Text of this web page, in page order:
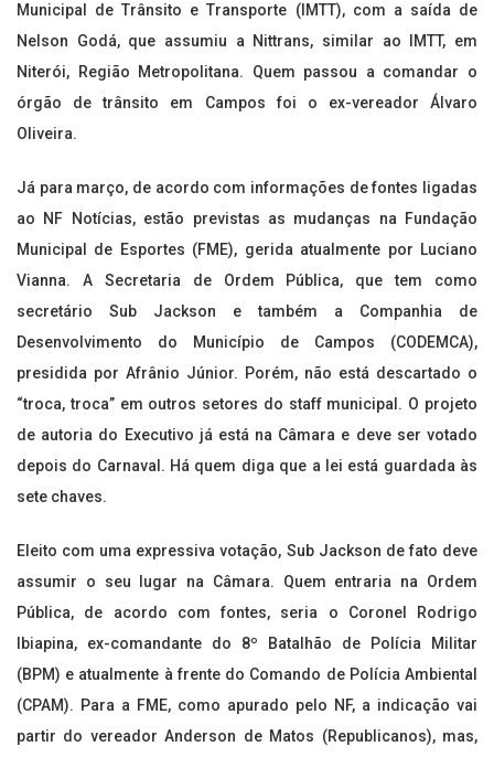
Municipal de Trânsito e Transporte (IMTT), com a saída de
Nelson Godá, que assumiu a Nittrans, similar ao IMTT, em
Niterói, Região Metropolitana. Quem passou a comandar o
órgão de trânsito em Campos foi o ex-vereador Álvaro
Oliveira.
Já para março, de acordo com informações de fontes ligadas
ao NF Notícias, estão previstas as mudanças na Fundação
Municipal de Esportes (FME), gerida atualmente por Luciano
Vianna. A Secretaria de Ordem Pública, que tem como
secretário Sub Jackson e também a Companhia de
Desenvolvimento do Município de Campos (CODEMCA),
presidida por Afrânio Júnior. Porém, não está descartado o
“troca, troca” em outros setores do staff municipal. O projeto
de autoria do Executivo já está na Câmara e deve ser votado
depois do Carnaval. Há quem diga que a lei está guardada às
sete chaves.
Eleito com uma expressiva votação, Sub Jackson de fato deve
assumir o seu lugar na Câmara. Quem entraria na Ordem
Pública, de acordo com fontes, seria o Coronel Rodrigo
Ibiapina, ex-comandante do 8º Batalhão de Polícia Militar
(BPM) e atualmente à frente do Comando de Polícia Ambiental
(CPAM). Para a FME, como apurado pelo NF, a indicação vai
partir do vereador Anderson de Matos (Republicanos), mas,